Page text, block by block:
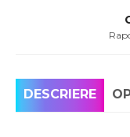
DESCRIERE